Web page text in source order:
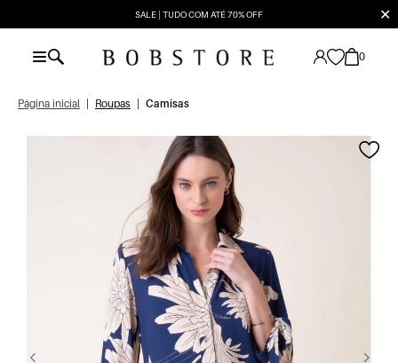
SALE | TUDO COM ATÉ 70% OFF ✕
0
Página inicial Roupas Camisas